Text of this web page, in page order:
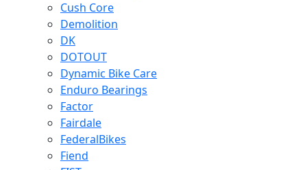
Cush Core
Demolition
DK
DOTOUT
Dynamic Bike Care
Enduro Bearings
Factor
Fairdale
FederalBikes
Fiend